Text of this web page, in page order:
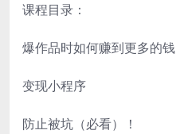
课程目录：
爆作品时如何赚到更多的钱
变现小程序
防止被坑（必看）！